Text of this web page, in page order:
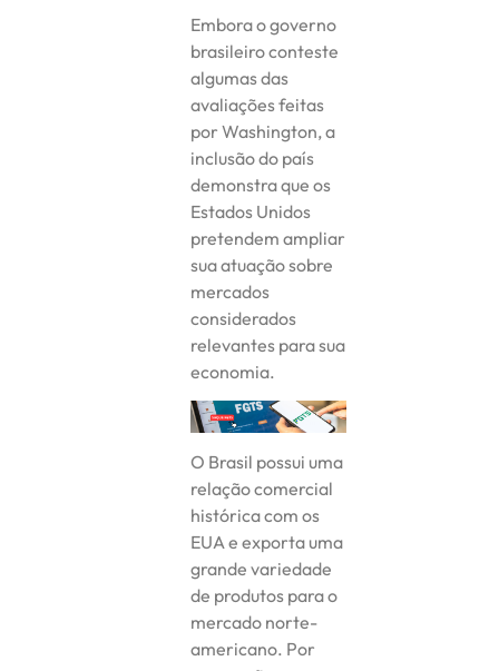
Embora o governo
brasileiro conteste
algumas das
avaliações feitas
por Washington, a
inclusão do país
demonstra que os
Estados Unidos
pretendem ampliar
sua atuação sobre
mercados
considerados
relevantes para sua
economia.
O Brasil possui uma
relação comercial
histórica com os
EUA e exporta uma
grande variedade
de produtos para o
mercado norte-
americano. Por